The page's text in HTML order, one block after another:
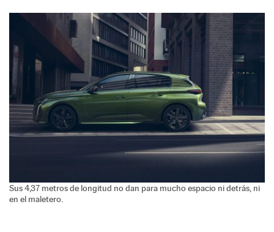
Sus 4,37 metros de longitud no dan para mucho espacio ni detrás, ni
en el maletero.